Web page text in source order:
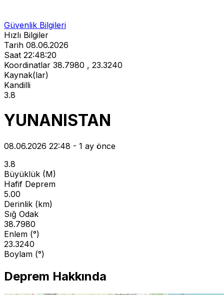
Güvenlik Bilgileri
Hızlı Bilgiler
Tarih 08.06.2026
Saat 22:48:20
Koordinatlar 38.7980 , 23.3240
Kaynak(lar)
Kandilli
3.8
YUNANISTAN
08.06.2026 22:48 - 1 ay önce
3.8
Büyüklük (M)
Hafif Deprem
5.00
Derinlik (km)
Sığ Odak
38.7980
Enlem (°)
23.3240
Boylam (°)
Deprem Hakkında